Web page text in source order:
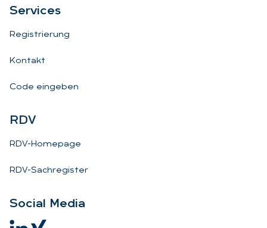
Ser­vices
Registrierung
Kontakt
Code eingeben
RDV
RDV-Homepage
RDV-Sachregister
So­ci­al Me­dia